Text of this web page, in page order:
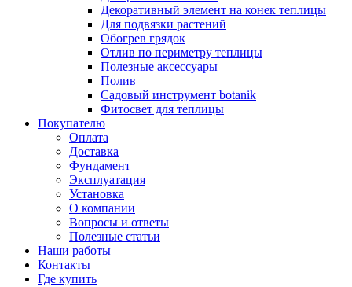
Декоративный элемент на конек теплицы
Для подвязки растений
Обогрев грядок
Отлив по периметру теплицы
Полезные аксессуары
Полив
Садовый инструмент botanik
Фитосвет для теплицы
Покупателю
Оплата
Доставка
Фундамент
Эксплуатация
Установка
О компании
Вопросы и ответы
Полезные статьи
Наши работы
Контакты
Где купить